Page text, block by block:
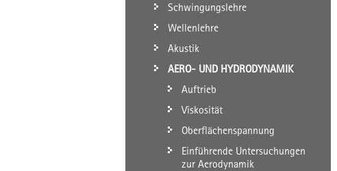
Schwingungslehre
Wellenlehre
Akustik
AERO- UND HYDRODYNAMIK
Auftrieb
Viskosität
Oberflächenspannung
Einführende Untersuchungen
zur Aerodynamik